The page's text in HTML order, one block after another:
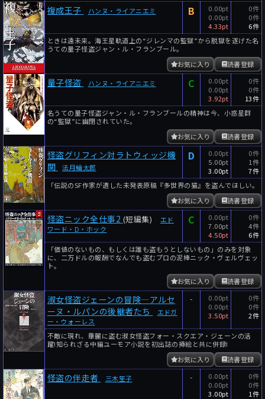
複成王子 ハンヌ・ライアニエミ B
0.00pt
0.00pt
4.33pt
0件
0件
6件
ときは遠未来。海王星軌道上の“ジレンマの監獄”から脱獄を遂げた名
うての量子怪盗ジャン・ル・フランブール。
読書登録
お気に入り
量子怪盗 ハンヌ・ライアニエミ C
0.00pt
0.00pt
3.92pt
0件
0件
13件
名うての量子怪盗ジャン・ル・フランブールの精神は今、小惑星群
の“監獄”に幽閉されていた。
読書登録
お気に入り
怪盗グリフィン対ラトウィッジ機
関
法月綸太郎
D
0.00pt
5.00pt
3.00pt
0件
1件
7件
「伝説のSF作家が遺した未発表原稿『多世界の猫』を盗んでほしい。
読書登録
お気に入り
怪盗ニック全仕事2 (短編集)
エド
ワード・D・ホック
C
0.00pt
7.00pt
4.50pt
0件
4件
6件
「価値のないもの、もしくは誰も盗もうとしないもの」のみを対象
に、二万ドルの報酬でなんでも盗むプロの泥棒ニック・ヴェルヴェッ
ト。
読書登録
お気に入り
淑女怪盗ジェーンの冒険―アルセ
ーヌ・ルパンの後継者たち
エドガ
ー・ウォーレス
-
0.00pt
0.00pt
3.50pt
0件
0件
2件
不敵に現れ、華麗に盗む淑女怪盗フォー・スクエア・ジェーンの活
躍!知られざる中編ユーモア小説を初出誌の挿絵と共に併録!
読書登録
お気に入り
怪盗の伴走者 三木笙子 -
0.00pt
0.00pt
3.00pt
0件
0件
1件